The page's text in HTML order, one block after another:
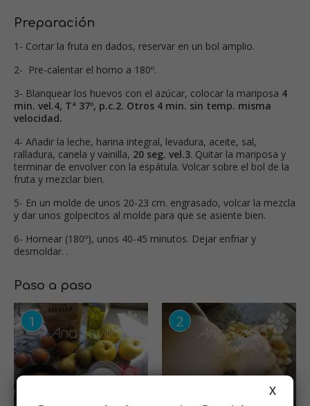
Preparación
1- Cortar la fruta en dados, reservar en un bol amplio.
2- Pre-calentar el horno a 180º.
3- Blanquear los huevos con el azúcar, colocar la mariposa 4
min. vel.4, Tª 37º, p.c.2. Otros 4 min. sin temp. misma
velocidad.
4- Añadir la leche, harina integral, levadura, aceite, sal,
ralladura, canela y vainilla, 20 seg. vel.3. Quitar la mariposa y
terminar de envolver con la espátula. Volcar sobre el bol de la
fruta y mezclar bien.
5- En un molde de unos 20-23 cm. engrasado, volcar la mezcla
y dar unos golpecitos al molde para que se asiente bien.
6- Hornear (180º), unos 40-45 minutos. Dejar enfriar y
desmoldar. .
Paso a paso
X